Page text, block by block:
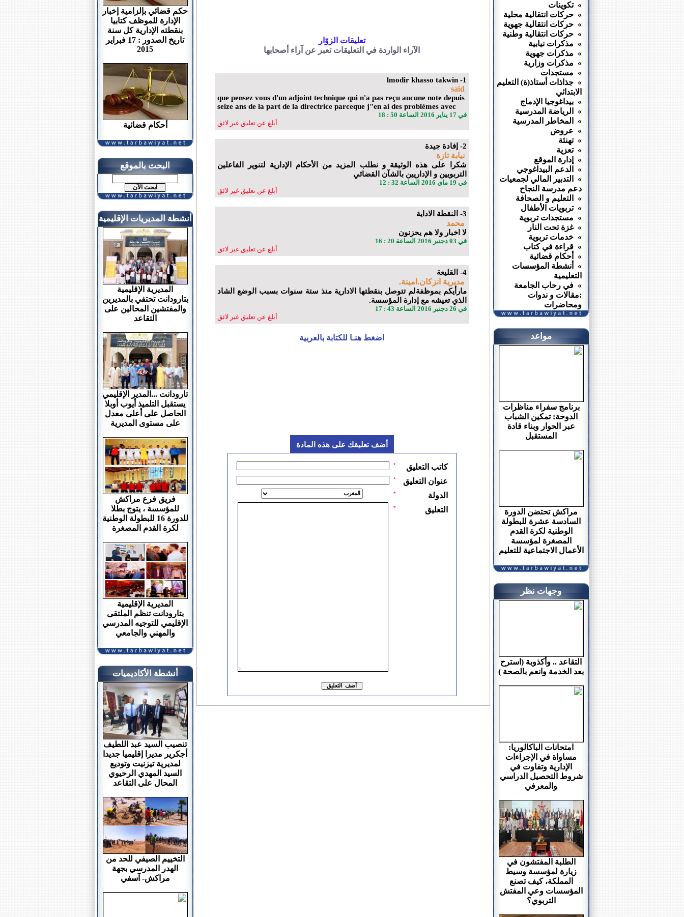
حكم قضائي بإلزامية إخبار
الإدارة للموظف كتابيا
بنقطته الإدارية كل سنة
تاريخ الصدور : 17 فبراير
2015
أحكام قضائية
البحث بالموقع
أنشطة المديريات الإقليمية
المديرية الإقليمية
بتارودانت تحتفي بالمديرين
والمفتشين المحالين على
التقاعد
تارودانت ...المدير الإقليمي
يستقبل التلميذ أيوب أوبلا
الحاصل على أعلى معدل
على مستوى المديرية
فريق فرع مراكش
للمؤسسة ، يتوج بطلا
للدورة 16 للبطولة الوطنية
لكرة القدم المصغرة
المديرية الإقليمية
بتارودانت تنظم الملتقى
الإقليمي للتوجيه المدرسي
والمهني والجامعي
أنشطة الأكاديميات
تنصيب السيد عبد اللطيف
أجكرير مديرا إقليميا جديدا
لمديرية تيزنيت وتوديع
السيد المهدي الرحيوي
المحال على التقاعد
التخييم الصيفي للحد من
الهدر المدرسي بجهة
مراكش- آسفي
تعليقات الزوّار
الآراء الواردة في التعليقات تعبر عن آراء أصحابها
1- lmodir khasso takwin
said
que pensez vous d'un adjoint technique qui n'a pas reçu aucune note depuis
seize ans de la part de la directrice parceque j"en ai des problémes avec
في 17 يناير 2016 الساعة 50 : 18
أبلغ عن تعليق غير لائق
2- إفادة جيدة
نيابة تازة
شكرا على هذه الوثيقة و نطلب المزيد من الأحكام الإدارية لتنوير الفاعلين
التربويين و الإداريين بالشآن القضائي
في 19 ماي 2016 الساعة 32 : 12
أبلغ عن تعليق غير لائق
3- النقطة الاداية
محمد
لا اخبار ولا هم يحزنون
في 03 دجنبر 2016 الساعة 20 : 16
أبلغ عن تعليق غير لائق
4- القليعة
مديرية انزكان.امينة.
مارأيكم بموظفةلم تتوصل بنقطتها الادارية منذ ستة سنوات بسبب الوضع الشاد
الذي تعيشه مع إدارة المؤسسة.
في 26 دجنبر 2016 الساعة 43 : 17
أبلغ عن تعليق غير لائق
اضغط هنـا للكتابة بالعربية
أضف تعليقك على هذه المادة
* كاتب التعليق
* عنوان التعليق
* الدولة
* التعليق
» تكوينات
» حركات انتقالية محلية
» حركات انتقالية جهوية
» حركات انتقالية وطنية
» مذكرات نيابية
» مذكرات جهوية
» مذكرات وزارية
» مستجدات
» جذاذات أستاذ(ة) التعليم
الابتدائي
» بيداغوجيا الإدماج
» الرياضة المدرسية
» المخاطر المدرسية
» عروض
» تهنئة
» تعزية
» إدارة الموقع
» الدعم البيداغوجي
» التدبير المالي لجمعيات
دعم مدرسة النجاح
» التعليم و الصحافة
» تربويات الأطفال
» مستجدات تربوية
» غزة تحت النار
» خدمات تربوية
» قراءة في كتاب
» أحكام قضائية
» أنشطة المؤسسات
التعليمية
» في رحاب الجامعة
:مقالات و ندوات
ومحاضرات
مواعد
برنامج سفراء مناظرات
الدوحة: تمكين الشباب
عبر الحوار وبناء قادة
المستقبل
مراكش تحتضن الدورة
السادسة عشرة للبطولة
الوطنية لكرة القدم
المصغرة لمؤسسة
الأعمال الاجتماعية للتعليم
وجهات نظر
التقاعد .. وأكذوبة (استرح
بعد الخدمة وانعم بالصحة )
امتحانات الباكالوريا:
مساواة في الإجراءات
الإدارية وتفاوت في
شروط التحصيل الدراسي
والمعرفي
الطلبة المفتشون في
زيارة لمؤسسة وسيط
المملكة، كيف تصنع
المؤسسات وعي المفتش
التربوي؟